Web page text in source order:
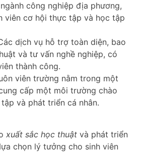
công nghiệp địa phương,
viên cơ hội thực tập và học tập
dịch vụ hỗ trợ toàn diện, bao
và tư vấn nghề nghiệp, có
thành công.
viên trường nằm trong một
cấp một môi trường chào
và phát triển cá nhân.
xuất sắc học thuật và phát triển
chọn lý tưởng cho sinh viên